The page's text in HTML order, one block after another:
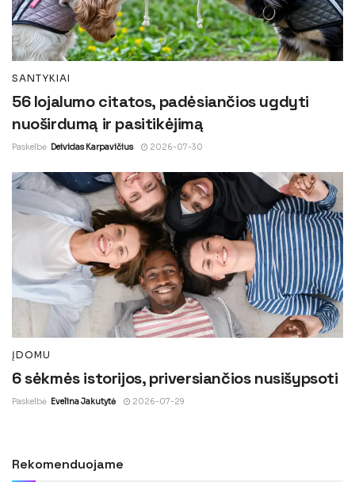
SANTYKIAI
56 lojalumo citatos, padėsiančios ugdyti
nuoširdumą ir pasitikėjimą
Paskelbė Deividas Karpavičius 2026-07-30
ĮDOMU
6 sėkmės istorijos, priversiančios nusišypsoti
Paskelbė Evelina Jakutytė 2026-07-29
Rekomenduojame